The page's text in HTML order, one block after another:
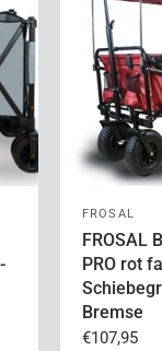
FROSAL
FROSAL
PRO rot
Bremse
€107,95